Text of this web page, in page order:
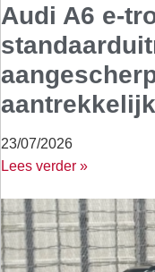
Audi A6 e-
23/07/2026
Lees verder »